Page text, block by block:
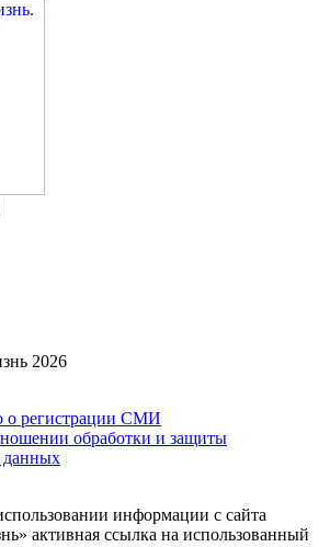
2026
о регистрации СМИ
обработки и защиты
данных
информации с сайта
активная ссылка на использованный